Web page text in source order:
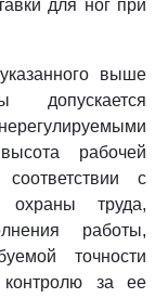
для ног при
выше
допускается
рабочей
с
охраны труда,
работы,
точности
за ее